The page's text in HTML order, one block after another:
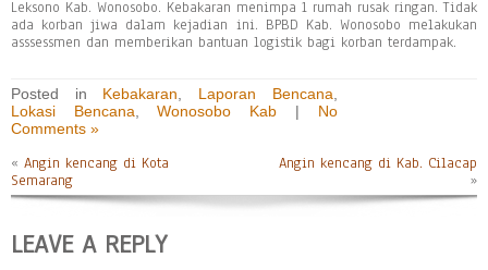
Leksono Kab. Wonosobo. Kebakaran menimpa 1 rumah rusak ringan. Tidak
ada korban jiwa dalam kejadian ini. BPBD Kab. Wonosobo melakukan
asssessmen dan memberikan bantuan logistik bagi korban terdampak.
Posted in Kebakaran Laporan Bencana
Lokasi Bencana ,Wonosobo Kab | No
Comments »
« Angin kencang di Kota
Semarang
Angin kencang di Kab. Cilacap
»
LEAVE A REPLY